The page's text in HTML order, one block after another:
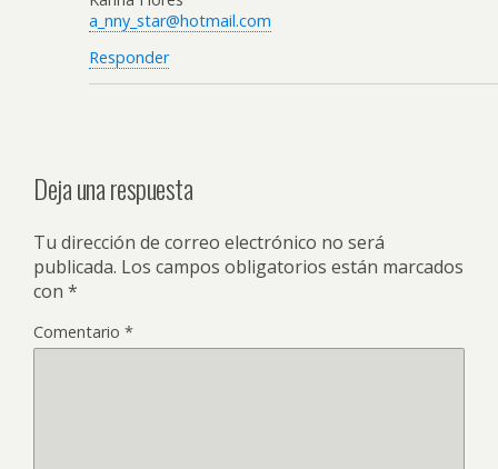
a_nny_star@hotmail.com
Responder
Deja una respuesta
Tu dirección de correo electrónico no será
publicada. Los campos obligatorios están marcados
con *
Comentario *